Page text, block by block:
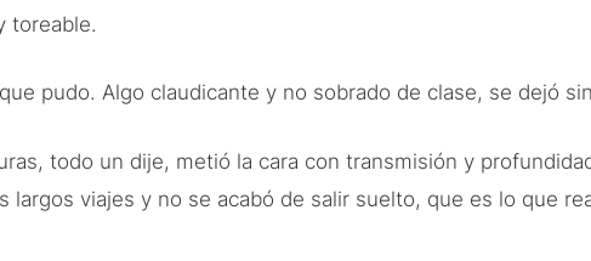
toreable.
pudo. Algo claudicante y no sobrado de clase, se dejó
todo un dije, metió la cara con transmisión y
viajes y no se acabó de salir suelto, que es lo que